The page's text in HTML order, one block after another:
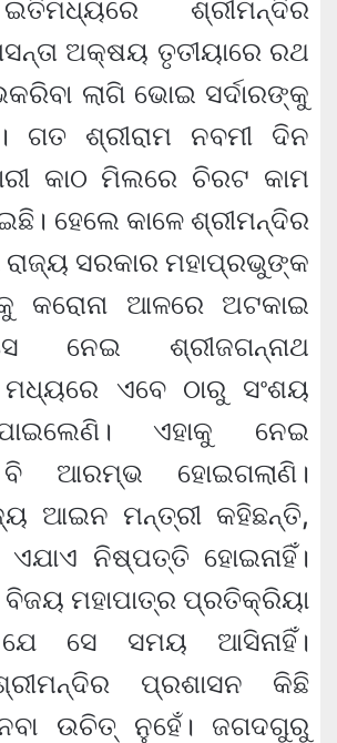
ଶ୍ରୀମନ୍ଦିର
ଅକ୍ଷୟ ତୃତୀୟାରେ ରଥ
ଲାଗି ଭୋଇ ସର୍ଦାରଙ୍କୁ
ଗତ ଶ୍ରୀରାମ ନବମୀ ଦିନ
କାଠ ମିଲରେ ଚିରଟ କାମ
ହେଲେ କାଳେ ଶ୍ରୀମନ୍ଦିର
ରାଜ୍ୟ ସରକାର ମହାପ୍ରଭୁଙ୍କ
କରୋନା ଆଳରେ ଅଟକାଇ
ନେଇ ଶ୍ରୀଜଗନ୍ନାଥ
ଏବେ ଠାରୁ ସଂଶୟ
ଏହାକୁ ନେଇ
ବି ଆରମ୍ଭ ହୋଇଗଲାଣି।
ଆଇନ ମନ୍ତ୍ରୀ କହିଛନ୍ତି,
ନିଷ୍ପତ୍ତି ହୋଇନାହିଁ।
ବିଜୟ ମହାପାତ୍ର ପ୍ରତିକ୍ରିୟା
ସେ ସମୟ ଆସିନାହିଁ।
ପ୍ରଶାସନ କିଛି
ଉଚିତ୍ ନୁହେଁ। ଜଗଦଗୁରୁ